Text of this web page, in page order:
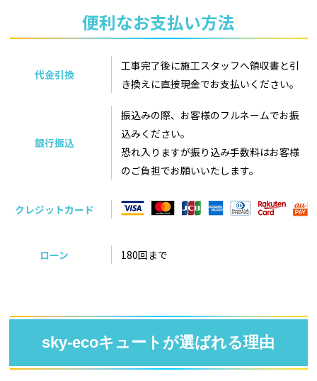
便利なお支払い方法
代金引換
工事完了後に施工スタッフへ領収書と引
き換えに直接現金でお支払いください。
銀行振込
振込みの際、お客様のフルネームでお振
込みください。
恐れ入りますが振り込み手数料はお客様
のご負担でお願いいたします。
クレジットカード
ローン 180回まで
sky-ecoキュートが選ばれる理由